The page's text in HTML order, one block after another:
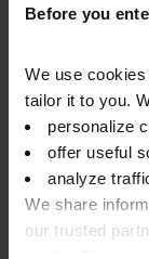
Before you
We use
tailor it to you.
personalize
offer useful
analyze
We share
our trusted